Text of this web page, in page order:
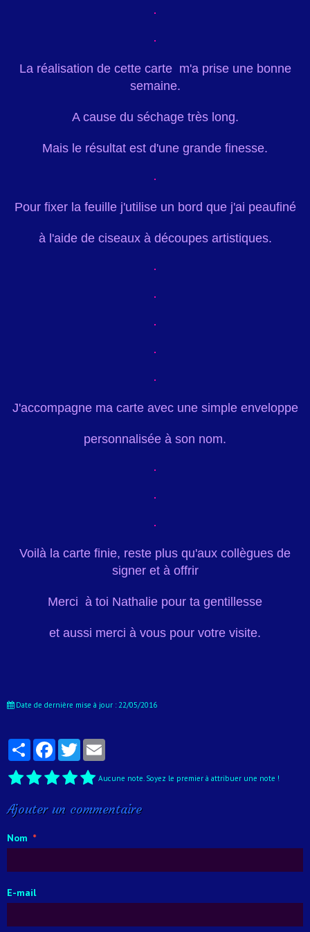
La réalisation de cette carte m'a prise une bonne
semaine.
A cause du séchage très long.
Mais le résultat est d'une grande finesse.
Pour fixer la feuille j'utilise un bord que j'ai peaufiné
à l'aide de ciseaux à découpes artistiques.
J'accompagne ma carte avec une simple enveloppe
personnalisée à son nom.
Voilà la carte finie, reste plus qu'aux collègues de
signer et à offrir
Merci à toi Nathalie pour ta gentillesse
et aussi merci à vous pour votre visite.
Date de dernière mise à jour : 22/05/2016
PartagerFacebookTwitter
Aucune note. Soyez le premier à attribuer une note !
Ajouter un commentaire
Nom
E-mail